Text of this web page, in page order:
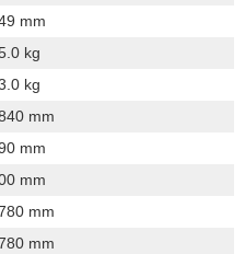
mm
kg
kg
mm
mm
mm
mm
mm